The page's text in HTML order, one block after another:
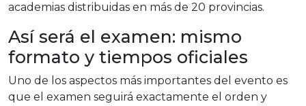
academias distribuidas en más de 20 provincias.
Así será el examen: mismo
formato y tiempos oficiales
Uno de los aspectos más importantes del evento es
que el examen seguirá exactamente el orden y